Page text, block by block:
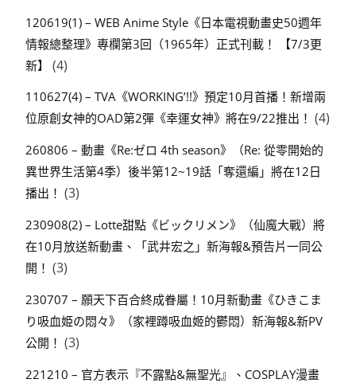
120619(1) – WEB Anime Style《日本電視動畫史50週年
情報總整理》專欄第3回（1965年）正式刊載！ 【7/3更
新】
(4)
110627(4) – TVA《WORKING’!!》預定10月首播！新增兩
位原創女神的OAD第2彈《幸運女神》將在9/22推出！ (4)
260806 – 動畫《Re:ゼロ 4th season》（Re: 從零開始的
異世界生活第4季）後半第12~19話「奪還編」將在12日
播出！ (3)
230908(2) – Lotte甜點《ビックリメン》（仙魔大戰）將
在10月放送新動畫、「武井宏之」新海報&預告片一同公
開！ (3)
230707 – 願天下百合終成眷屬！10月新動畫《ひきこま
り吸血姫の悶々》（家裡蹲吸血姬的鬱悶）新海報&新PV
公開！ (3)
221210 – 官方表示『不露點&無聖光』、COSPLAY漫畫